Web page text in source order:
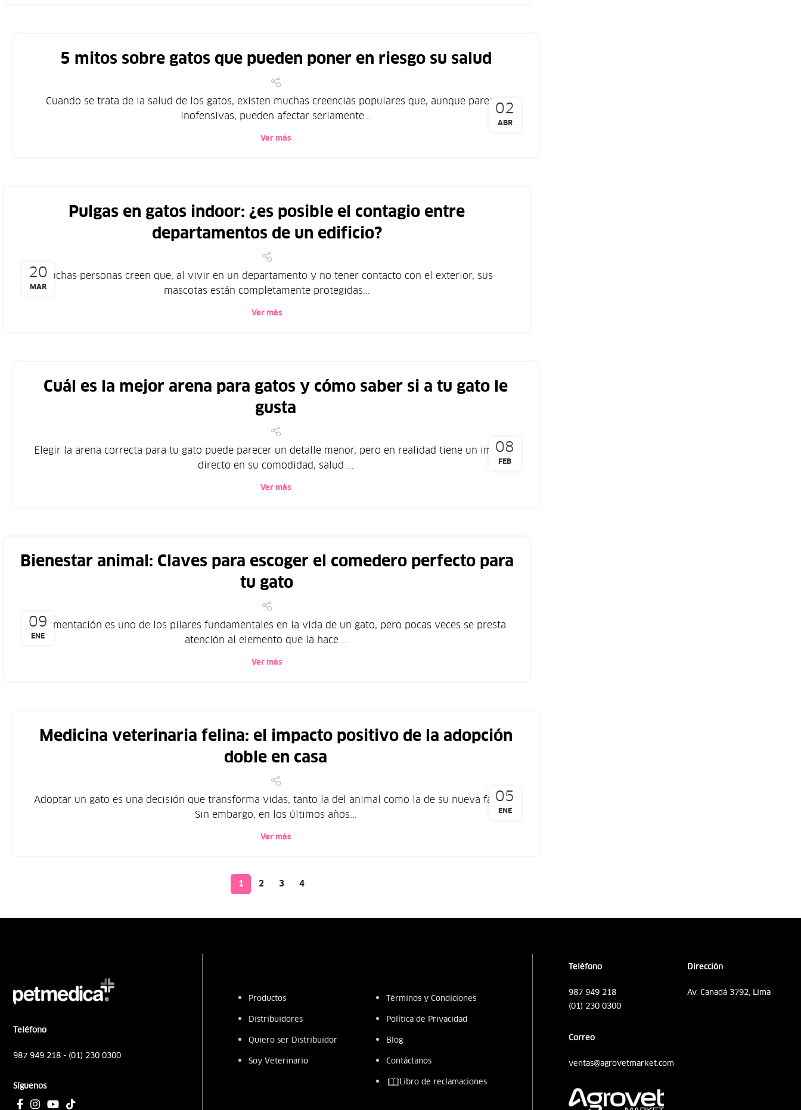
02
ABR
5 mitos sobre gatos que pueden poner en riesgo su salud
Cuando se trata de la salud de los gatos, existen muchas creencias populares que, aunque parecen
inofensivas, pueden afectar seriamente...
Ver más
20
MAR
Pulgas en gatos indoor: ¿es posible el contagio entre
departamentos de un edificio?
Muchas personas creen que, al vivir en un departamento y no tener contacto con el exterior, sus
mascotas están completamente protegidas...
Ver más
08
FEB
Cuál es la mejor arena para gatos y cómo saber si a tu gato le
gusta
Elegir la arena correcta para tu gato puede parecer un detalle menor, pero en realidad tiene un impacto
directo en su comodidad, salud ...
Ver más
09
ENE
Bienestar animal: Claves para escoger el comedero perfecto para
tu gato
La alimentación es uno de los pilares fundamentales en la vida de un gato, pero pocas veces se presta
atención al elemento que la hace ...
Ver más
05
ENE
Medicina veterinaria felina: el impacto positivo de la adopción
doble en casa
Adoptar un gato es una decisión que transforma vidas, tanto la del animal como la de su nueva familia.
Sin embargo, en los últimos años...
Ver más
1 2 3 4
Teléfono
987 949 218 - (01) 230 0300
Síguenos
Productos
Distribuidores
Quiero ser Distribuidor
Soy Veterinario
Términos y Condiciones
Política de Privacidad
Blog
Contáctanos
Libro de reclamaciones
Teléfono
987 949 218
(01) 230 0300
Dirección
Av. Canadá 3792, Lima
Correo
ventas@agrovetmarket.com